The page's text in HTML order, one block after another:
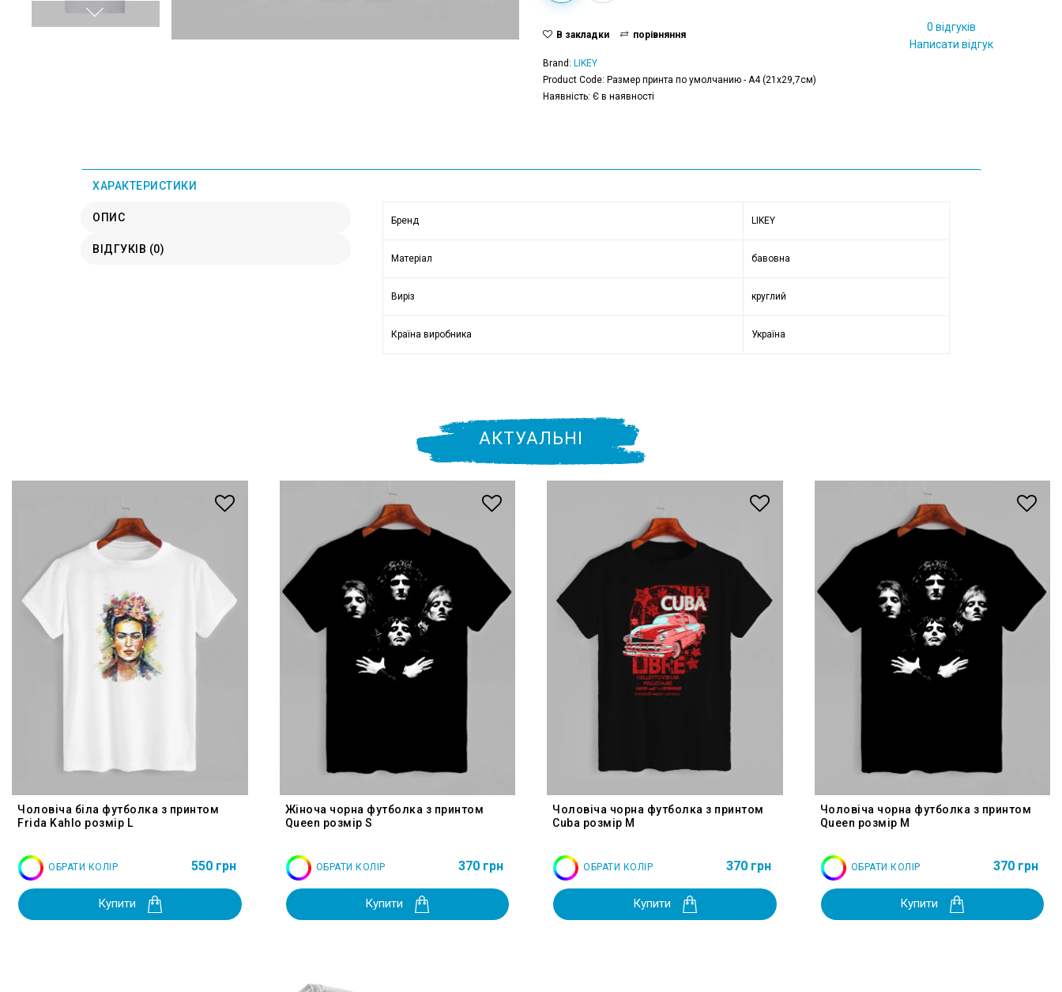
В закладки порівняння
Brand: LIKEY
Product Code: Размер принта по умолчанию - А4 (21x29,7см)
Наявність: Є в наявності
0 відгуків
Написати відгук
ХАРАКТЕРИСТИКИ
ОПИС
ВІДГУКІВ (0)
Бренд LIKEY
Матеріал бавовна
Виріз круглий
Країна виробника Україна
АКТУАЛЬНІ
Чоловіча біла футболка з принтом
Frida Kahlo розмір L
ОБРАТИ КОЛІР 550 грн
Купити
Жіноча чорна футболка з принтом
Queen розмір S
ОБРАТИ КОЛІР 370 грн
Купити
Чоловіча чорна футболка з принтом
Cuba розмір M
ОБРАТИ КОЛІР 370 грн
Купити
Чоловіча чорна футболка з принтом
Queen розмір M
ОБРАТИ КОЛІР 370 грн
Купити